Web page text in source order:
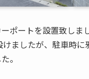
ポートを設置致しま
ましたが、駐車時
。